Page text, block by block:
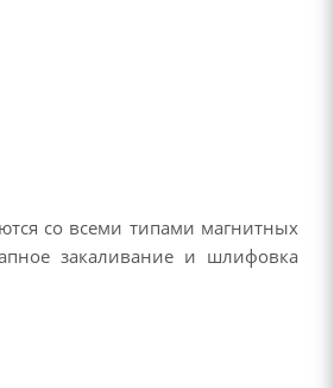
со всеми типами магнитных
закаливание и шлифовка